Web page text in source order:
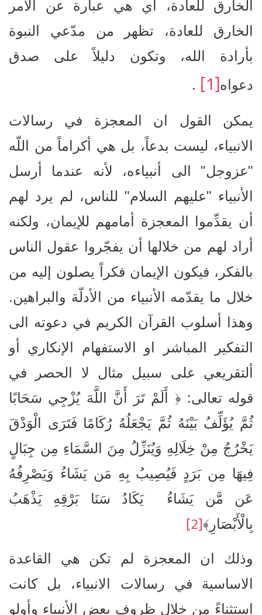
الخارق للعادة، أي هي عبارة عن الامر
الخارق للعادة، تظهر من مدّعي النبوة
بأرادة الله، وتكون دليلاً على صدق
دعواه[1]
.
يمكن القول ان المعجزة في رسالات
الانبياء، ليست بدعاً، بل هي أكراماً من اللّه
"عزوجل" الى أنبياءه، لأنه عندما أرسل
الأنبياء "عليهم السلام" للناس، لم يرد لهم
أن يقدِّموا المعجزة أمامهم للإيمان، ولكنه
أراد لهم من خلالها أن يفجّروا عقول الناس
بالفكر، فيكون الإيمان فكراً يصلون إليه من
خلال ما يقدّمه الأنبياء من الأدلّة والبراهين.
وهذا أسلوب القرآن الكريم في دعوته الى
التفكير المباشر او الاستفهام الإنكاري أو
ألتقريعي على سبيل مثال لا الحصر في
قوله تعالى: ﴿ أَلَمْ تَرَ أَنَّ اللَّهَ يُزْجِي سَحَابًا
ثُمَّ يُؤَلِّفُ بَيْنَهُ ثُمَّ يَجْعَلُهُ رُكَامًا فَتَرَى الْوَدْقَ
يَخْرُجُ مِنْ خِلَالِهِ وَيُنَزِّلُ مِنَ السَّمَاءِ مِن جِبَالٍ
فِيهَا مِن بَرَدٍ فَيُصِيبُ بِهِ مَن يَشَاءُ وَيَصْرِفُهُ
عَن مَّن يَشَاءُ يَكَادُ سَنَا بَرْقِهِ يَذْهَبُ
بِالْأَبْصَارِ﴾[2]
وذلك ان المعجزة لم تكن هي القاعدة
الاساسية في رسالات الانبياء، بل كانت
استثناءً من خلال ظروف بعض الأنبياء وأولو